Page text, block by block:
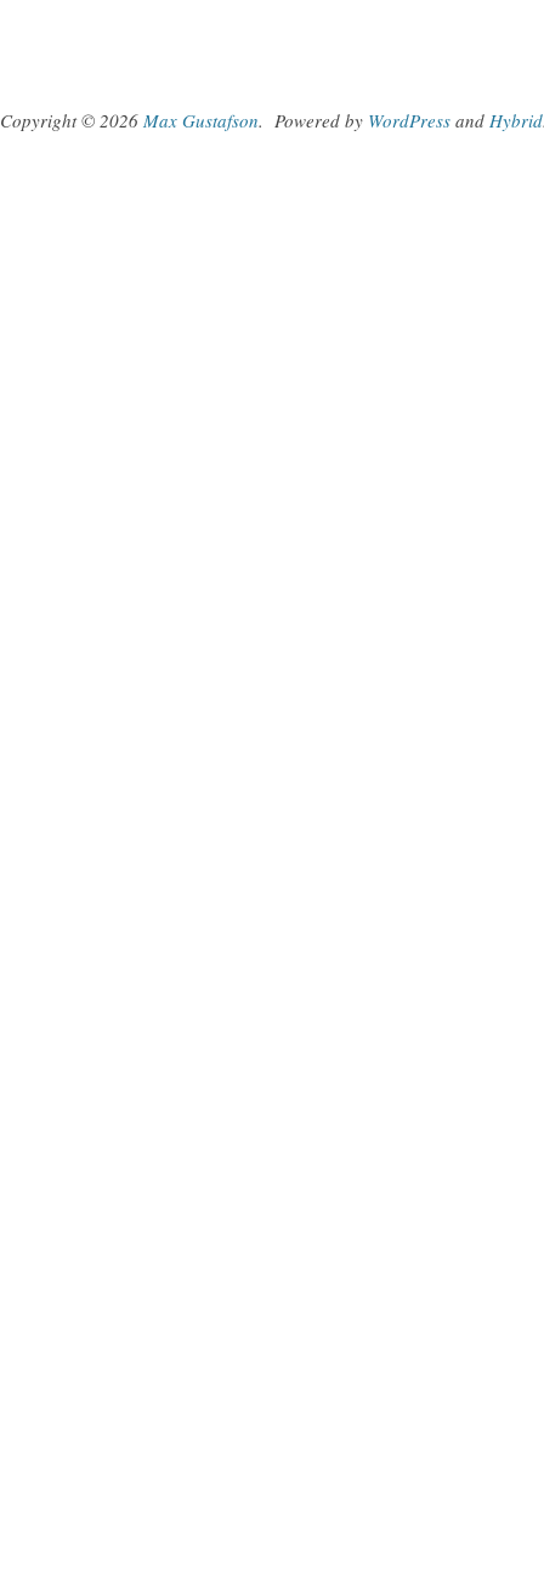
Copyright © 2026 Max Gustafson. Powered by WordPress and Hybrid